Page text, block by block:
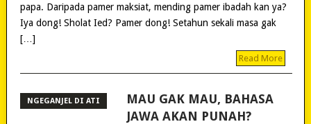
papa. Daripada pamer maksiat, mending pamer ibadah kan ya?
Iya dong! Sholat Ied? Pamer dong! Setahun sekali masa gak
[…]
Read More
NGEGANJEL DI ATI
MAU GAK MAU, BAHASA
JAWA AKAN PUNAH?